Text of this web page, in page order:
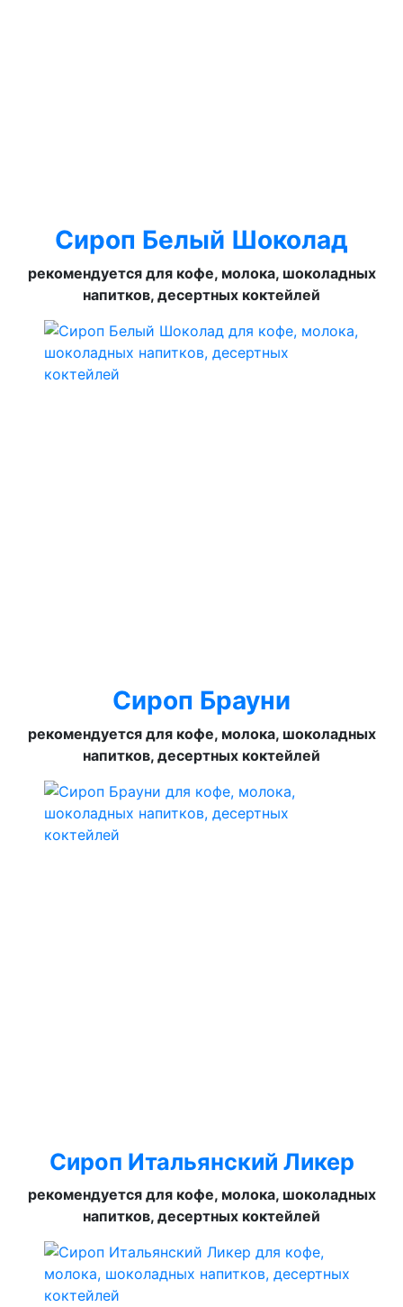
Сироп Белый Шоколад
рекомендуется для кофе, молока, шоколадных
напитков, десертных коктейлей
Сироп Брауни
рекомендуется для кофе, молока, шоколадных
напитков, десертных коктейлей
Сироп Итальянский Ликер
рекомендуется для кофе, молока, шоколадных
напитков, десертных коктейлей